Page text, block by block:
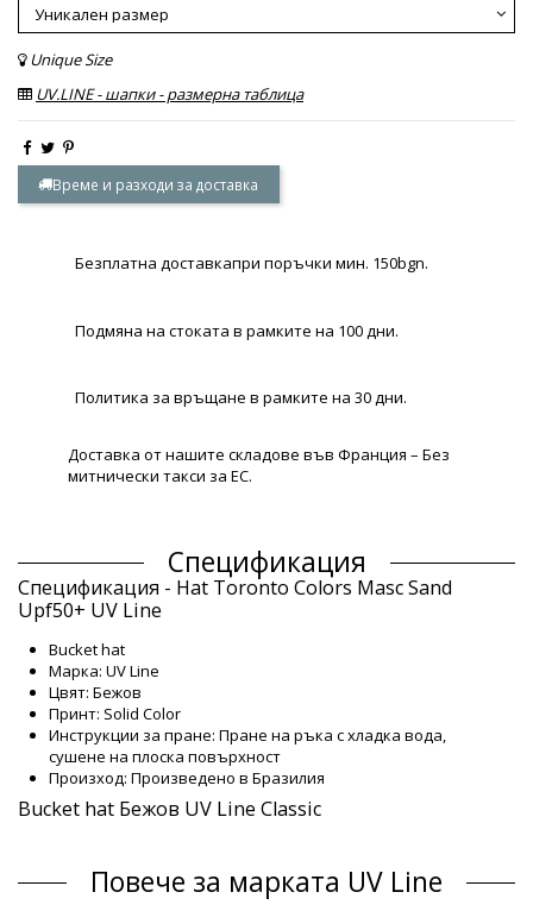
Unique Size
UV.LINE - шапки - размерна таблица
Време и разходи за доставка
Безплатна доставкапри поръчки мин. 150bgn.
Подмяна на стоката в рамките на 100 дни.
Политика за връщане в рамките на 30 дни.
Доставка от нашите складове във Франция – Без
митнически такси за ЕС.
Спецификация
Спецификация - Hat Toronto Colors Masc Sand
Upf50+ UV Line
Bucket hat
Марка: UV Line
Цвят: Бежов
Принт: Solid Color
Инструкции за пране: Пране на ръка с хладка вода,
сушене на плоска повърхност
Произход: Произведено в Бразилия
Bucket hat Бежов UV Line Classic
Състав: 100% Polyamide - UPF50+
UV Protection: UPF 50+
Повече за марката UV Line